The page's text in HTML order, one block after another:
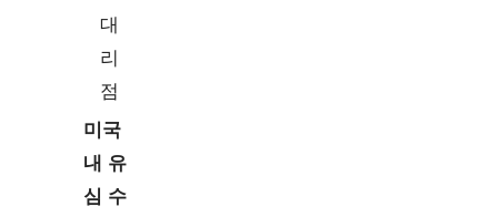
대
리
점
미국
내 유
심 수